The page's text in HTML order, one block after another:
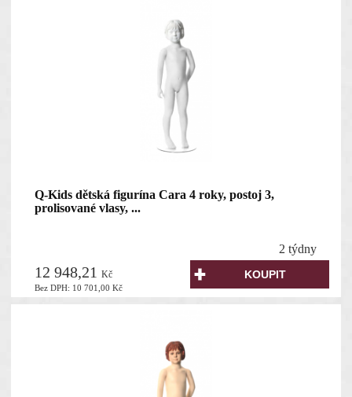
Q-Kids dětská figurína Cara 4 roky, postoj 3,
prolisované vlasy, ...
2 týdny
Bez DPH: 10 701,00Kč
12 948,21Kč